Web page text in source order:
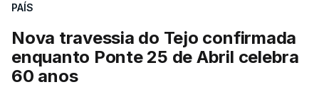
PAÍS
Nova travessia do Tejo confirmada
enquanto Ponte 25 de Abril celebra
60 anos